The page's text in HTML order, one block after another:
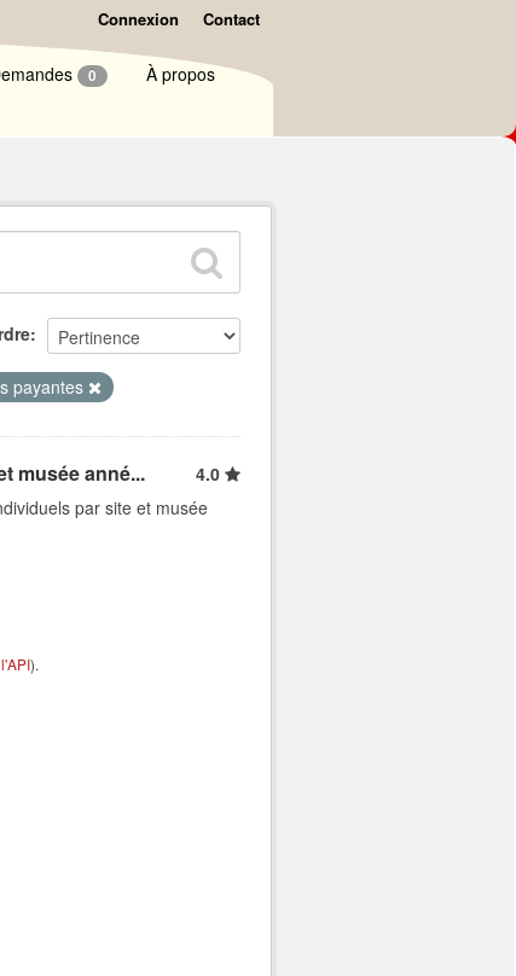
Connexion Contact
0 À propos
payantes
musée anné...
4.0
par site et musée
).